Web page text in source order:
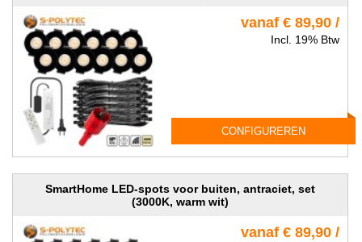
vanaf € 89,90 /
Incl. 19% Btw
CONFIGUREREN
SmartHome LED-spots voor buiten, antraciet, set
(3000K, warm wit)
vanaf € 89,90 /